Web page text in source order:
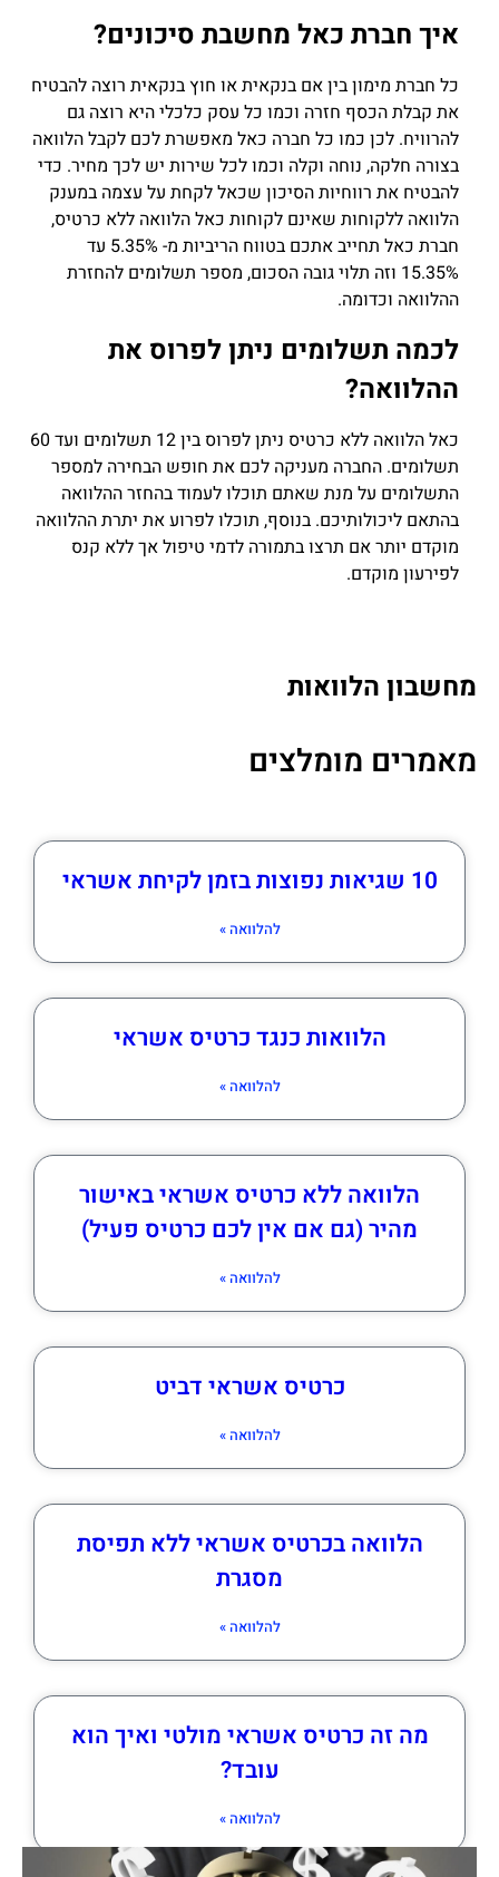
איך חברת כאל מחשבת סיכונים?
כל חברת מימון בין אם בנקאית או חוץ בנקאית רוצה להבטיח
את קבלת הכסף חזרה וכמו כל עסק כלכלי היא רוצה גם
להרוויח. לכן כמו כל חברה כאל מאפשרת לכם לקבל הלוואה
בצורה חלקה, נוחה וקלה וכמו לכל שירות יש לכך מחיר. כדי
להבטיח את רווחיות הסיכון שכאל לקחת על עצמה במענק
הלוואה ללקוחות שאינם לקוחות כאל הלוואה ללא כרטיס,
חברת כאל תחייב אתכם בטווח הריביות מ- 5.35% עד
15.35% וזה תלוי גובה הסכום, מספר תשלומים להחזרת
ההלוואה וכדומה.
לכמה תשלומים ניתן לפרוס את
ההלוואה?
כאל הלוואה ללא כרטיס ניתן לפרוס בין 12 תשלומים ועד 60
תשלומים. החברה מעניקה לכם את חופש הבחירה למספר
התשלומים על מנת שאתם תוכלו לעמוד בהחזר ההלוואה
בהתאם ליכולותיכם. בנוסף, תוכלו לפרוע את יתרת ההלוואה
מוקדם יותר אם תרצו בתמורה לדמי טיפול אך ללא קנס
לפירעון מוקדם.
מחשבון הלוואות
מאמרים מומלצים
10 שגיאות נפוצות בזמן לקיחת אשראי
להלוואה »
הלוואות כנגד כרטיס אשראי
להלוואה »
הלוואה ללא כרטיס אשראי באישור
מהיר (גם אם אין לכם כרטיס פעיל)
להלוואה »
כרטיס אשראי דביט
להלוואה »
הלוואה בכרטיס אשראי ללא תפיסת
מסגרת
להלוואה »
מה זה כרטיס אשראי מולטי ואיך הוא
עובד?
להלוואה »